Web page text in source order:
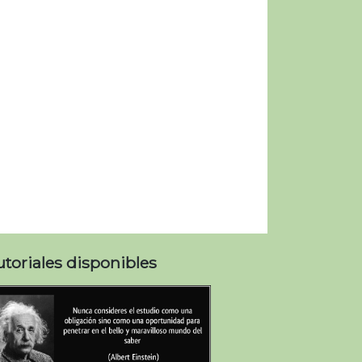
disponibles